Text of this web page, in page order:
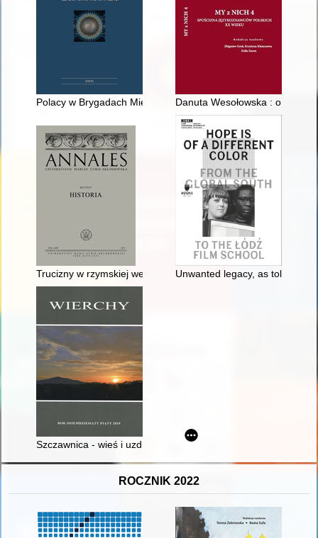
Polacy w Brygadach Międzynarodowych podczas
Danuta Wesołowska : o jasnej
Trucizny w rzymskiej weterynarii : zastosowanie roślin z
Unwanted legacy, as told by
Szczawnica - wieś i uzdrowisko do początku XX wieku. Cz. 2,
ROCZNIK 2022